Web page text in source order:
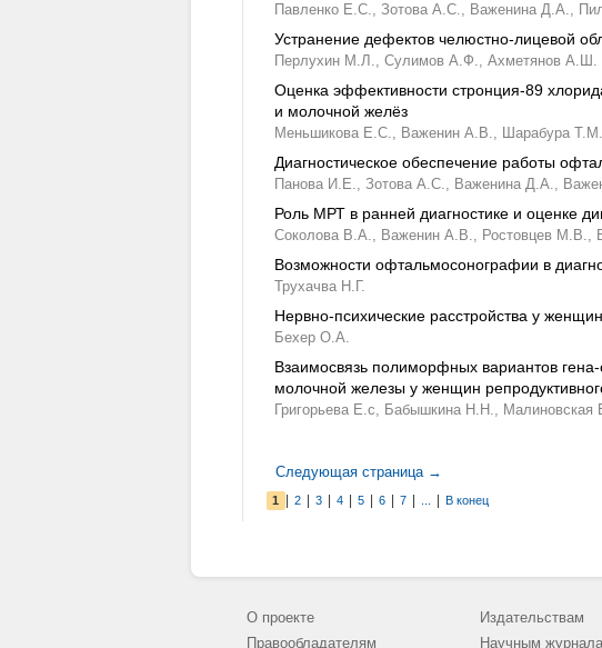
Павленко Е.С., Зотова А.С., Важенина Д.А.,
Устранение дефектов челюстно-лицевой
Перлухин М.Л., Сулимов А.Ф., Ахметянов А.Ш.
Оценка эффективности стронция-89
и молочной желёз
Меньшикова Е.С., Важенин А.В., Шарабура
Диагностическое обеспечение работы
Панова И.Е., Зотова А.С., Важенина Д.А.,
Роль МРТ в ранней диагностике и оценке
Соколова В.А., Важенин А.В., Ростовцев М.В.,
Возможности офтальмосонографии в
Трухачва Н.Г.
Нервно-психические расстройства у
Бехер О.А.
Взаимосвязь полиморфных вариантов
молочной железы у женщин
Григорьева Е.с, Бабышкина Н.Н., Малиновская
Следующая страница →
1 2 3 4 5 6 7 В конец
О проекте
Правообладателям
Издательствам
Научным